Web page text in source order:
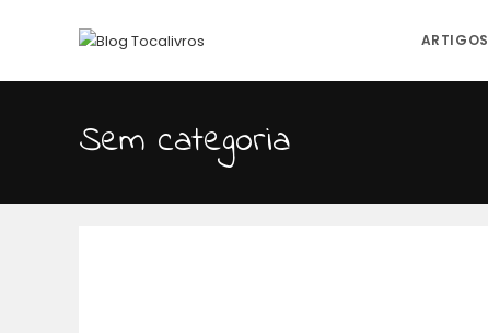
ARTIGOS
Sem categoria